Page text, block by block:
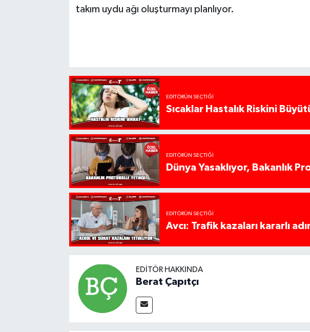
takım uydu ağı oluşturmayı planlıyor.
EDITÖRÜN SEÇTIĞI
Sıcaklar Hastalık Riskini
EDITÖRÜN SEÇTIĞI
Dünya Yasaklıyor, Bakanlık
EDITÖRÜN SEÇTIĞI
Avcı: Trafik kazaları kararlı
EDITÖR HAKKINDA
Berat Çapıtçı